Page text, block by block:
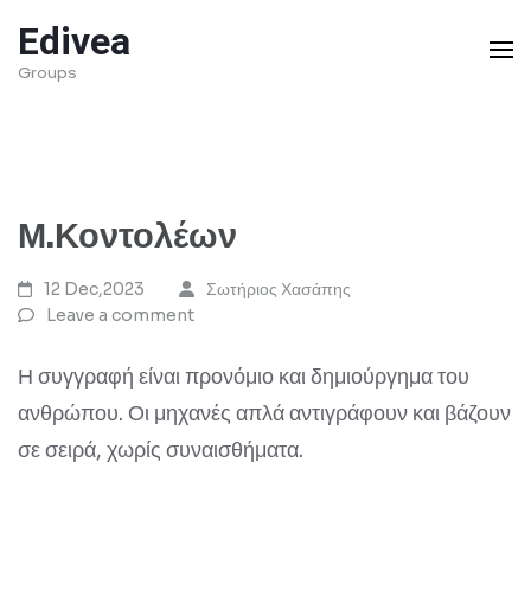
to
content
Edivea
Groups
Μ.Κοντολέων
12 Dec,2023
Σωτήριος Χασάπης
Leave a comment
Η συγγραφή είναι προνόμιο και δημιούργημα του
ανθρώπου. Οι μηχανές απλά αντιγράφουν και βάζουν
σε σειρά, χωρίς συναισθήματα.